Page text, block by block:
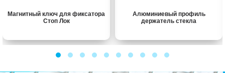
Магнитный ключ для фиксатора
Стоп Лок
Алюминиевый профиль
держатель стекла